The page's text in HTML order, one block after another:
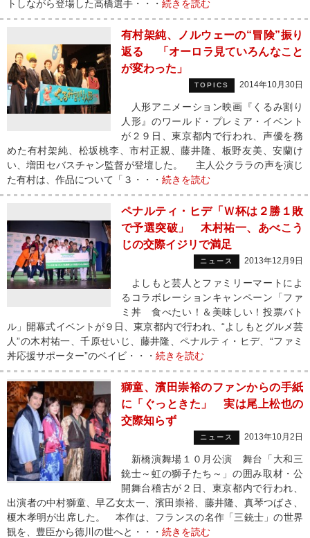
トしながら登場した高橋選手・・・ 続きを読む
有村架純、ノルウェーの“冒険”振り
返る 「オーロラ見ていろんなこと
が変わった」
TOPICS 2014年10月30日
人形アニメーション映画『くるみ割り
人形』のワールド・プレミア・イベント
が２９日、東京都内で行われ、声優を務
めた有村架純、松坂桃李、市村正親、藤井隆、板野友美、安蘭け
い、増田セバスチャン監督が登壇した。 主人公クララの声を演じ
た有村は、作品について「３・・・ 続きを読む
ペナルティ・ヒデ「Ｗ杯は２勝１敗
で予選突破」 木村祐一、あべこう
じの交際イジリで満足
ニュース 2013年12月9日
よしもと芸人とファミリーマートによ
るコラボレーションキャンペーン「ファ
ミ丼 食べたい！＆美味しい！投票バト
ル」開幕式イベントが９日、東京都内で行われ、“よしもとグルメ芸
人”の木村祐一、千原せいじ、藤井隆、ペナルティ・ヒデ、“ファミ
丼応援サポーター”のベイビ・・・ 続きを読む
獅童、濱田崇裕のファンからの手紙
に「ぐっときた」 実は尾上松也の
交際知らず
ニュース 2013年10月2日
新橋演舞場１０月公演 舞台「大和三
銃士～虹の獅子たち～」の囲み取材・公
開舞台稽古が２日、東京都内で行われ、
出演者の中村獅童、早乙女太一、濱田崇裕、藤井隆、真琴つばさ、
榎木孝明が出席した。 本作は、フランスの名作「三銃士」の世界
観を、豊臣から徳川の世へと・・・ 続きを読む